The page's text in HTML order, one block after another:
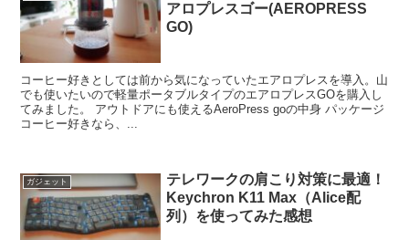
アロプレスゴー(AEROPRESS
GO)
コーヒー好きとしては前から気になっていたエアロプレスを導入。山
でも使いたいので軽量ポータブルタイプのエアロプレスGOを購入し
てみました。 アウトドアにも使えるAeroPress goの中身 パッケージ
コーヒー好きなら、...
ガジェット
テレワークの肩こり対策に最適！
Keychron K11 Max（Alice配
列）を使ってみた感想